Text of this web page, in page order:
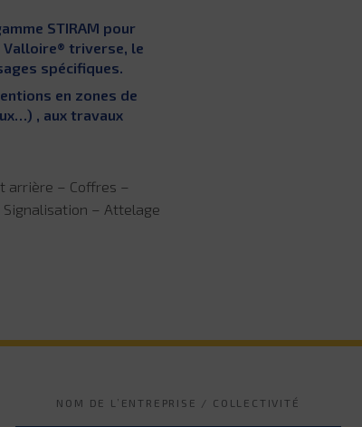
STIRAM pour
Valloire® triverse, le
spécifiques.
en zones de
, aux travaux
arrière – Coffres –
– Attelage